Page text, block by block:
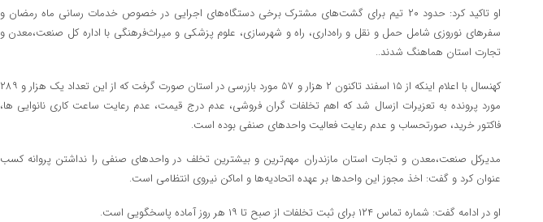
او تاکید کرد: حدود ۲۰ تیم برای گشت‌های مشترک برخی دستگاه‌های اجرایی در خصوص خدمات رسانی ماه رمضان و
سفرهای نوروزی شامل حمل و نقل و راه‌داری، راه و شهرسازی، علوم پزشکی و میراث‌فرهنگی با اداره کل صنعت،معدن و
تجارت استان هماهنگ شدند..
کهنسال با اعلام اینکه از ۱۵ اسفند تاکنون ۲ هزار و ۵۷ مورد بازرسی در استان صورت گرفت که از این تعداد یک هزار و ۲۸۹
مورد پرونده به تعزیرات ازسال شد که اهم تخلفات گران فروشی، عدم درج قیمت، عدم رعایت ساعت کاری نانوایی ها،
فاکتور خرید، صورتحساب و عدم رعایت فعالیت واحدهای صنفی بوده است.
مدیرکل صنعت،معدن و تجارت استان مازندران مهم‌ترین و بیشترین تخلف در واحدهای صنفی را نداشتن پروانه کسب
عنوان کرد و گفت: اخذ مجوز این واحدها بر عهده اتحادیه‌ها و اماکن نیروی انتظامی است.
او در ادامه گفت: شماره تماس ۱۲۴ برای ثبت تخلفات از صبح تا ۱۹ هر روز آماده پاسخگویی است.